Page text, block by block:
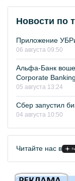
Новости по
Приложение
06 августа 09:50
Альфа-Банк
Corporate
05 августа 13:24
Сбер запустил
04 августа 10:50
Читайте нас в